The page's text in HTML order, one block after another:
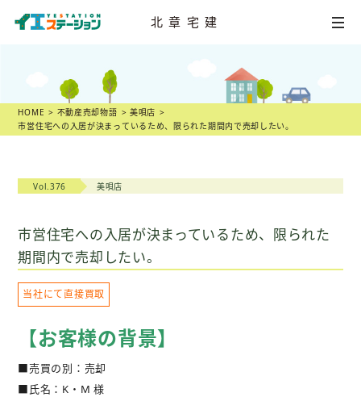
北章宅建
不動産売却相談
スタッフ紹介
不動産売却物語
不動産市況
不動産売却のヒント
スタッフブログ
不動産購入
HOME 不動産売却物語
美唄店
市営住宅への入居が決まっているため、限られた期間内で売却したい。
Vol.376 美唄店
市営住宅への入居が決まっているため、限られた
期間内で売却したい。
当社にて直接買取
【お客様の背景】
■売買の別：売却
■氏名：K・M 様